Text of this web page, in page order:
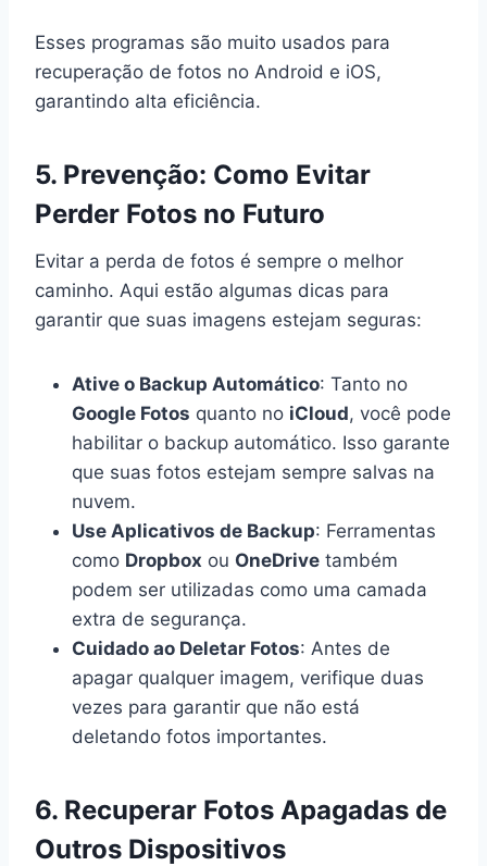
Esses programas são muito usados para
recuperação de fotos no Android e iOS,
garantindo alta eficiência.
5. Prevenção: Como Evitar
Perder Fotos no Futuro
Evitar a perda de fotos é sempre o melhor
caminho. Aqui estão algumas dicas para
garantir que suas imagens estejam seguras:
Ative o Backup Automático: Tanto no
Google Fotos quanto no iCloud, você pode
habilitar o backup automático. Isso garante
que suas fotos estejam sempre salvas na
nuvem.
Use Aplicativos de Backup: Ferramentas
como Dropbox ou OneDrive também
podem ser utilizadas como uma camada
extra de segurança.
Cuidado ao Deletar Fotos: Antes de
apagar qualquer imagem, verifique duas
vezes para garantir que não está
deletando fotos importantes.
6. Recuperar Fotos Apagadas de
Outros Dispositivos